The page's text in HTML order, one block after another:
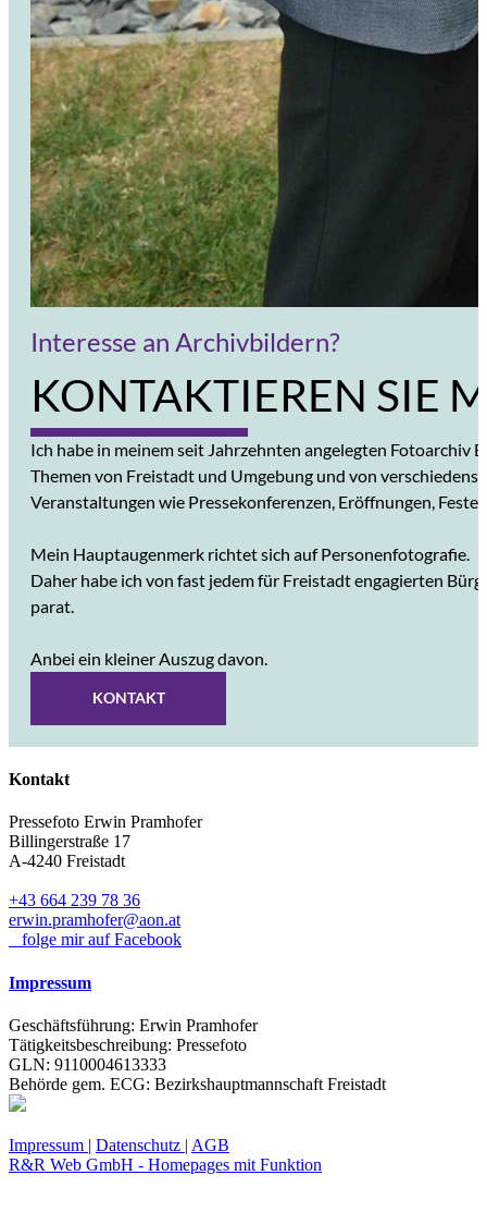
Interesse an Archivbildern?
KONTAKTIEREN SIE
Ich habe in meinem seit Jahrzehnten angelegten Fotoarchiv
Themen von Freistadt und Umgebung und von
Veranstaltungen wie Pressekonferenzen, Eröffnungen,
Mein Hauptaugenmerk richtet sich auf Personenfotografie.
Daher habe ich von fast jedem für Freistadt engagierten
parat.
Anbei ein kleiner Auszug davon.
KONTAKT
Kontakt
Pressefoto Erwin Pramhofer
Billingerstraße 17
A-4240 Freistadt
+43 664 239 78 36
erwin.pramhofer@aon.at
folge mir auf Facebook
Impressum
Geschäftsführung: Erwin Pramhofer
Tätigkeitsbeschreibung: Pressefoto
GLN: 9110004613333
Behörde gem. ECG: Bezirkshauptmannschaft Freistadt
Impressum | Datenschutz | AGB
R&R Web GmbH - Homepages mit Funktion